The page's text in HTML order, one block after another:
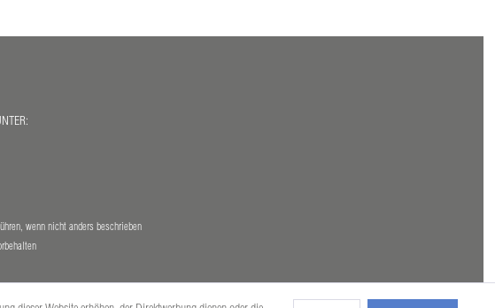
wenn nicht anders beschrieben